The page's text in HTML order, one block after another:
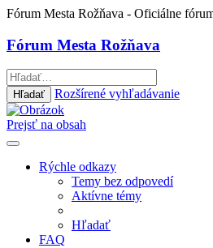
Fórum Mesta Rožňava - Oficiálne
Fórum Mesta Rožňava
Hľadať Rozšírené vyhľadávanie
Prejsť na obsah
Rýchle odkazy
Temy bez odpovedí
Aktívne témy
Hľadať
FAQ